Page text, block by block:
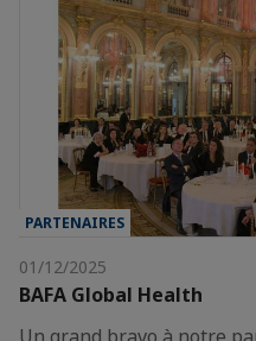
PARTENAIRES
01/12/2025
BAFA Global Health
Un grand bravo à notre